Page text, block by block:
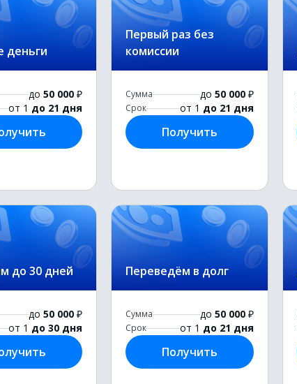
деньги
до 50 000 ₽
от 1 до 21 дня
Первый раз без
комиссии
Сумма до 50 000 ₽
Срок от 1 до 21 дня
Получить
до 30 дней
до 50 000 ₽
от 1 до 30 дня
Переведём в долг
Сумма до 50 000 ₽
Срок от 1 до 21 дня
Получить